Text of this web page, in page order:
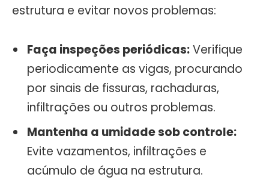
estrutura e evitar novos problemas:
Faça inspeções periódicas:Verifique
periodicamente as vigas, procurando
por sinais de fissuras, rachaduras,
infiltrações ou outros problemas.
Mantenha a umidade sob controle:
Evite vazamentos, infiltrações e
acúmulo de água na estrutura.